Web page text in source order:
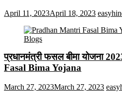
April 11, 2023April 18, 2023
प्रधानमंत्री फसल बीमा योजना
Fasal Bima Yojana
March 27, 2023March 27, 2023